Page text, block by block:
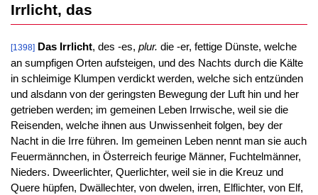
Irrlicht, das
[1398] Das Irrlicht, des -es, plur. die -er, fettige Dünste, welche
an sumpfigen Orten aufsteigen, und des Nachts durch die Kälte
in schleimige Klumpen verdickt werden, welche sich entzünden
und alsdann von der geringsten Bewegung der Luft hin und her
getrieben werden; im gemeinen Leben Irrwische, weil sie die
Reisenden, welche ihnen aus Unwissenheit folgen, bey der
Nacht in die Irre führen. Im gemeinen Leben nennt man sie auch
Feuermännchen, in Österreich feurige Männer, Fuchtelmänner,
Nieders. Dweerlichter, Querlichter, weil sie in die Kreuz und
Quere hüpfen, Dwällechter, von dwelen, irren, Elflichter, von Elf,